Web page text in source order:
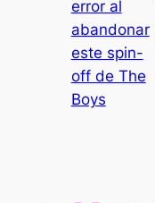
error al
abandonar
este spin-
off de The
Boys